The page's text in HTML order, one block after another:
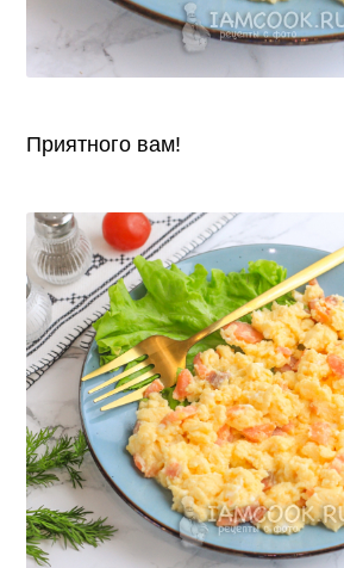
Приятного вам!